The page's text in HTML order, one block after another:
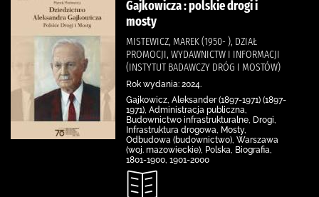
Gajkowicza : polskie drogi i
mosty
MISTEWICZ, MAREK (1950- ), DZIAŁ
PROMOCJI, WYDAWNICTW I INFORMACJI
(INSTYTUT BADAWCZY DRÓG I MOSTÓW)
Rok wydania: 2024.
Gajkowicz, Aleksander (1897-1971) (1897-
1971), Administracja publiczna,
Budownictwo infrastrukturalne, Drogi,
Infrastruktura drogowa, Mosty,
Odbudowa (budownictwo), Warszawa
(woj. mazowieckie), Polska, Biografia,
1801-1900, 1901-2000